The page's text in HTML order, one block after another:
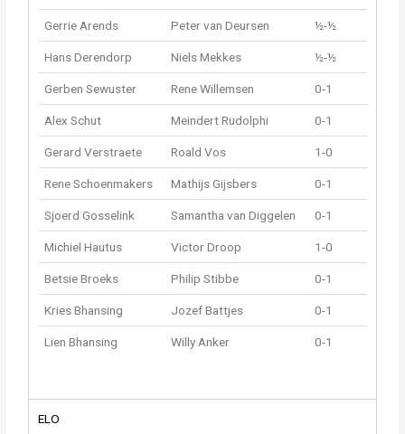
Gerrie Arends Peter van Deursen ½-½
Hans Derendorp Niels Mekkes ½-½
Gerben Sewuster Rene Willemsen 0-1
Alex Schut Meindert Rudolphi 0-1
Gerard Verstraete Roald Vos 1-0
Rene Schoenmakers Mathijs Gijsbers 0-1
Sjoerd Gosselink Samantha van Diggelen 0-1
Michiel Hautus Victor Droop 1-0
Betsie Broeks Philip Stibbe 0-1
Kries Bhansing Jozef Battjes 0-1
Lien Bhansing Willy Anker 0-1
ELO